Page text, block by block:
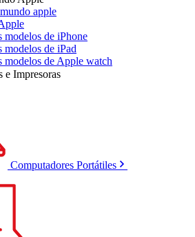
apple
modelos de iPhone
modelos de iPad
modelos de Apple watch
e Impresoras
Computadores Portátiles